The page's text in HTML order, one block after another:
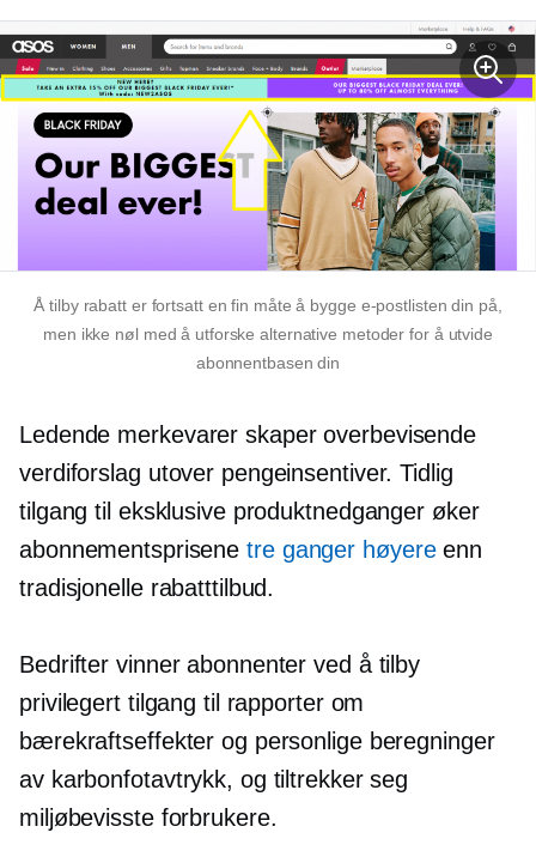
Å tilby rabatt er fortsatt en fin måte å bygge e-postlisten din på,
men ikke nøl med å utforske alternative metoder for å utvide
abonnentbasen din
Ledende merkevarer skaper overbevisende
verdiforslag utover pengeinsentiver. Tidlig
tilgang til eksklusive produktnedganger øker
abonnementsprisenetre ganger høyereenn
tradisjonelle rabatttilbud.
Bedrifter vinner abonnenter ved å tilby
privilegert tilgang til rapporter om
bærekraftseffekter og personlige beregninger
av karbonfotavtrykk, og tiltrekker seg
miljøbevisste forbrukere.